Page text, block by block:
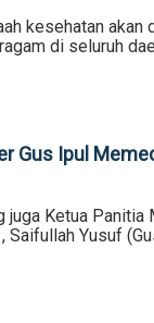
kesehatan akan
di seluruh
Gus Ipul
juga Ketua Panitia
Saifullah Yusuf